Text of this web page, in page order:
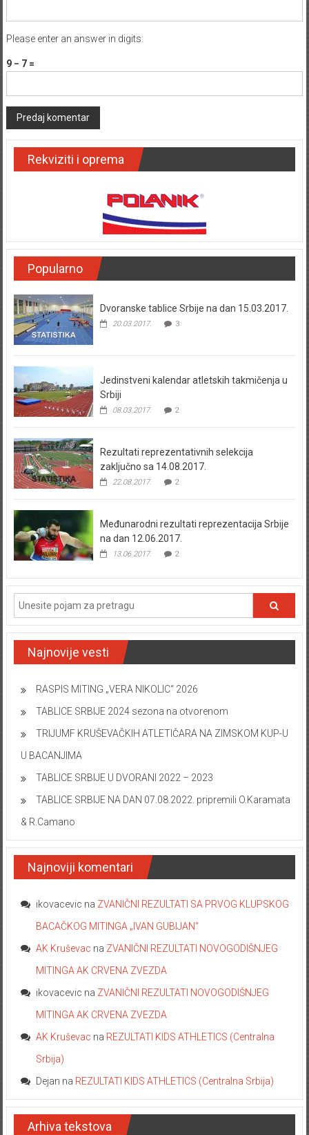
Please enter an answer in digits:
9 − 7 =
Rekviziti i oprema
Popularno
Dvoranske tablice Srbije na dan 15.03.2017.
20.03.2017. 3
Jedinstveni kalendar atletskih takmičenja u
Srbiji
08.03.2017. 2
Rezultati reprezentativnih selekcija
zaključno sa 14.08.2017.
22.08.2017. 2
Međunarodni rezultati reprezentacija Srbije
na dan 12.06.2017.
13.06.2017. 2
Najnovije vesti
RASPIS MITING „VERA NIKOLIC“ 2026
TABLICE SRBIJE 2024 sezona na otvorenom
TRIJUMF KRUŠEVAČKIH ATLETIČARA NA ZIMSKOM KUP-U
U BACANJIMA
TABLICE SRBIJE U DVORANI 2022 – 2023
TABLICE SRBIJE NA DAN 07.08.2022. pripremili O.Karamata
& R.Camano
Najnoviji komentari
ikovacevic na ZVANIČNI REZULTATI SA PRVOG KLUPSKOG
BACAČKOG MITINGA „IVAN GUBIJAN“
AK Kruševac na ZVANIČNI REZULTATI NOVOGODIŠNJEG
MITINGA AK CRVENA ZVEZDA
ikovacevic na ZVANIČNI REZULTATI NOVOGODIŠNJEG
MITINGA AK CRVENA ZVEZDA
AK Kruševac na REZULTATI KIDS ATHLETICS (Centralna
Srbija)
Dejan na REZULTATI KIDS ATHLETICS (Centralna Srbija)
Arhiva tekstova